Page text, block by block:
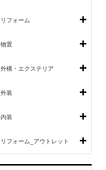
リフォーム
リフォーム_アウトレット
物置
外構・エクステリア
外装
内装